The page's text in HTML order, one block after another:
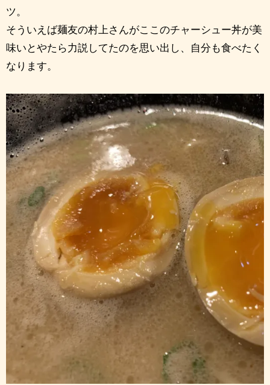
ツ。
そういえば麺友の村上さんがここのチャーシュー丼が美
味いとやたら力説してたのを思い出し、自分も食べたく
なります。